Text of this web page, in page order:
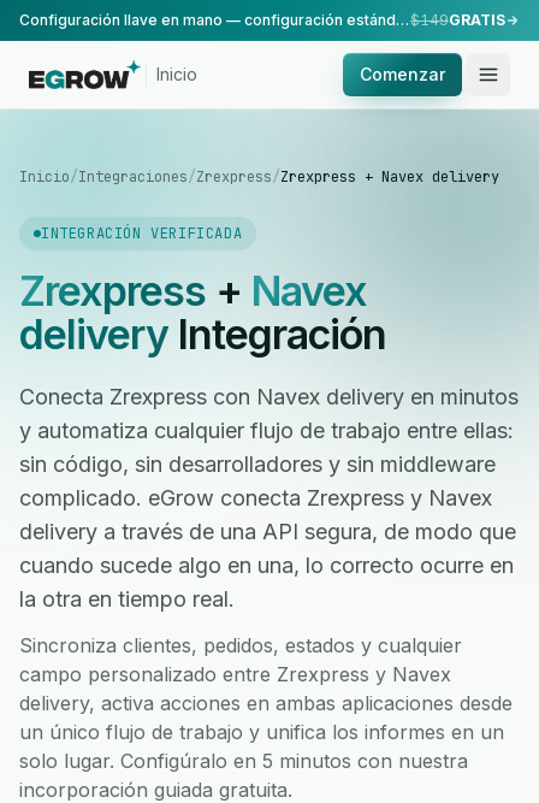
Configuración llave en mano — configuración estándar, realizada por nuestro equipo.$149GRATIS
Inicio Comenzar
Inicio/Integraciones/Zrexpress/Zrexpress + Navex delivery
INTEGRACIÓN VERIFICADA
Zrexpress+ Navex
deliveryIntegración
Conecta Zrexpress con Navex delivery en minutos
y automatiza cualquier flujo de trabajo entre ellas:
sin código, sin desarrolladores y sin middleware
complicado. eGrow conecta Zrexpress y Navex
delivery a través de una API segura, de modo que
cuando sucede algo en una, lo correcto ocurre en
la otra en tiempo real.
Sincroniza clientes, pedidos, estados y cualquier
campo personalizado entre Zrexpress y Navex
delivery, activa acciones en ambas aplicaciones desde
un único flujo de trabajo y unifica los informes en un
solo lugar. Configúralo en 5 minutos con nuestra
incorporación guiada gratuita.